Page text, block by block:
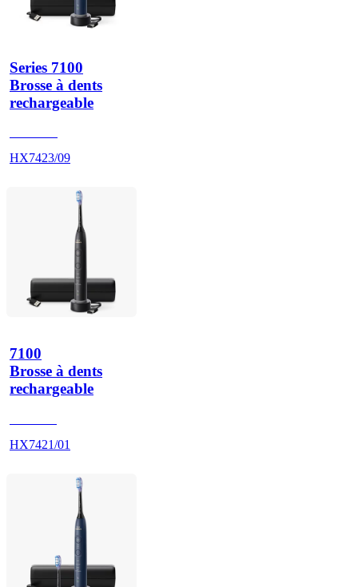
Series 7100
Brosse à dents
rechargeable
HX7423/09
7100
Brosse à dents
rechargeable
HX7421/01